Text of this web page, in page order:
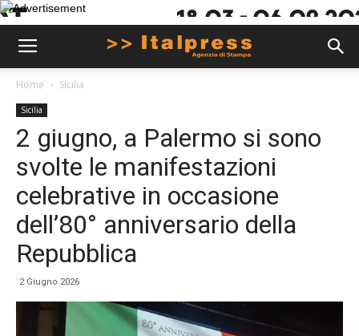
Home Sicilia
Sicilia
2 giugno, a Palermo si sono
svolte le manifestazioni
celebrative in occasione
dell’80° anniversario della
Repubblica
2 Giugno 2026